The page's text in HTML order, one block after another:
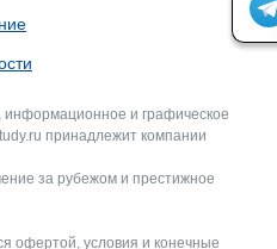
и графическое
принадлежит компании
за рубежом и престижное
офертой, условия и конечные